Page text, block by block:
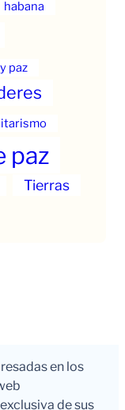
habana
paz
paz
Tierras
en los
de sus